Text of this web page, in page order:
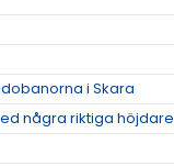
i Skara
några riktiga höjdare